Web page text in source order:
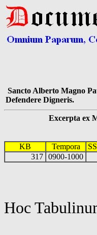
Sancto Alberto Magno
Defendere Digneris.
Excerpta ex Migne
KB Tempora SS
317 0900-1000
Hoc